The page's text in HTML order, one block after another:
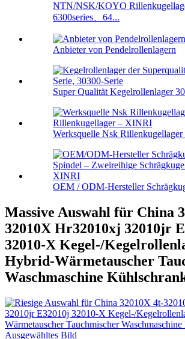
NTN/NSK/KOYO
6300series、64...
Anbieter von Pendelrollenlagern
Super Qualität Kegelrollenlager
Werksquelle Nsk Rillenkugellager
OEM / ODM-Hersteller
Massive Auswahl für China
32010X Hr32010xj 32010jr
32010-X Kegel-/
Hybrid-Wärmetauscher
Waschmaschine